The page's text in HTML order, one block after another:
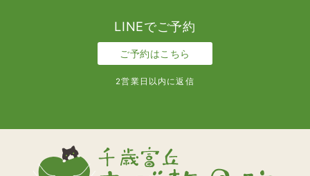
LINEでご予約
ご予約はこちら
2営業日以内に返信